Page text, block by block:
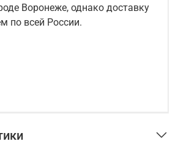
Воронеже, однако доставку
по всей России.